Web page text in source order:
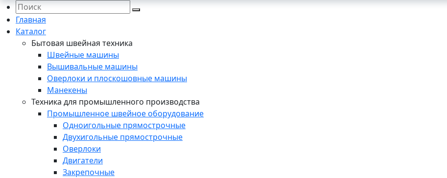
Главная
Каталог
Бытовая швейная техника
Швейные машины
Вышивальные машины
Оверлоки и плоскошовные машины
Манекены
Техника для промышленного производства
Промышленное швейное оборудование
Одноигольные прямострочные
Двухигольные прямострочные
Оверлоки
Двигатели
Закрепочные